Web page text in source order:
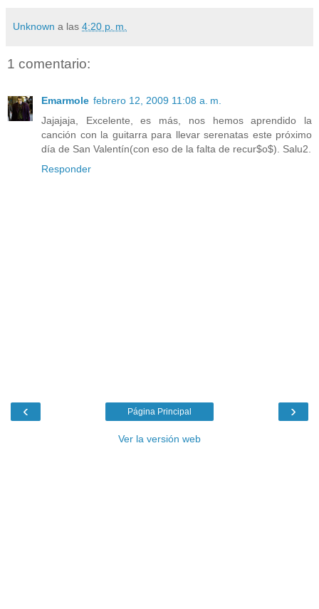
Unknown a las 4:20 p. m.
1 comentario:
Emarmole febrero 12, 2009 11:08 a. m.
Jajajaja, Excelente, es más, nos hemos aprendido la
canción con la guitarra para llevar serenatas este próximo
día de San Valentín(con eso de la falta de recur$o$). Salu2.
Responder
‹ ›
Página Principal
Ver la versión web